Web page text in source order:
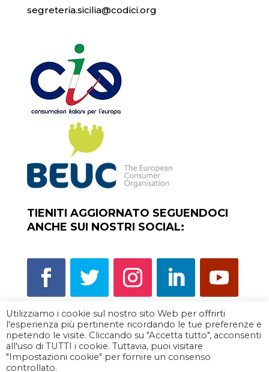
segreteria.sicilia@codici.org
TIENITI AGGIORNATO SEGUENDOCI
ANCHE SUI NOSTRI SOCIAL:
Scorpi la rete degli sportelli del
consumatore
Privacy policy| Cookie policy
Utilizziamo i cookie sul nostro sito Web per offrirti
l'esperienza più pertinente ricordando le tue preferenze e
ripetendo le visite. Cliccando su "Accetta tutto", acconsenti
all'uso di TUTTI i cookie. Tuttavia, puoi visitare
"Impostazioni cookie" per fornire un consenso
controllato.